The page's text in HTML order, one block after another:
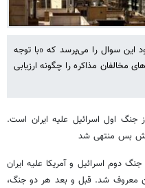
این سوال را می‌پرسد که «با توجه
مخالفان مذاکره را چگونه ارزیابی
سالگرد آغاز جنگ اول اسرائیل علیه ایران است.
این جنگ، جنگ دوم اسرائیل و آمریکا علیه ایران
یا جنگ رمضان معروف شد. قبل و بعد هر دو جنگ،